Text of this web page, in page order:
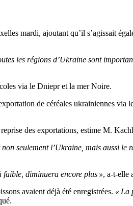
mardi, ajoutant qu’il s’agissait
les régions d’Ukraine sont
via le Dniepr et la mer Noire.
de céréales ukrainiennes via
des exportations, estime M.
seulement l’Ukraine, mais aussi le
faible, diminuera encore plus », a-t-elle
avaient déjà été enregistrées. « La